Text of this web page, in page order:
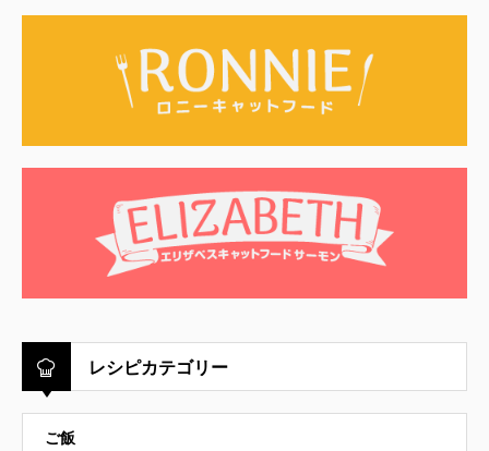
レシピカテゴリー
ご飯